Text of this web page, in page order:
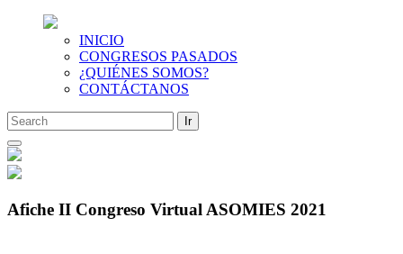
INICIO
CONGRESOS PASADOS
¿QUIÉNES SOMOS?
CONTÁCTANOS
Saltar
al
contenido
Afiche II Congreso Virtual ASOMIES 2021